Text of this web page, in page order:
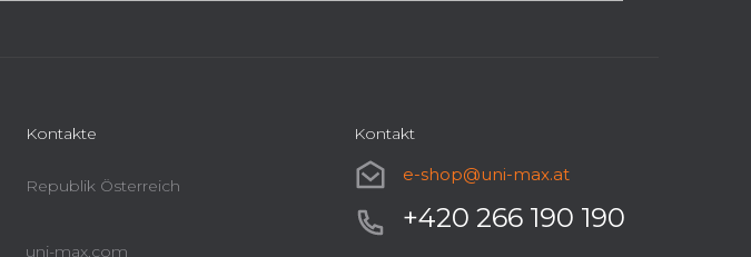
Kontakte
Republik Österreich
uni-max.com
Kontakt
e-shop@uni-max.at
+420 266 190 190